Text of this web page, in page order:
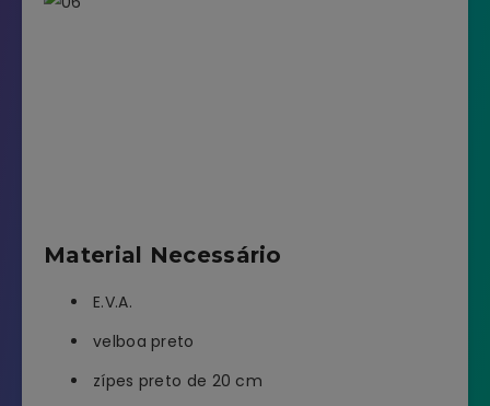
Material Necessário
E.V.A.
velboa preto
zípes preto de 20 cm